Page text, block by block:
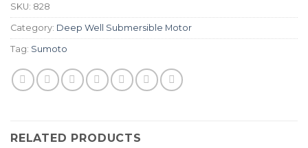
SKU: 828
Category: Deep Well Submersible Motor
Tag: Sumoto
RELATED PRODUCTS